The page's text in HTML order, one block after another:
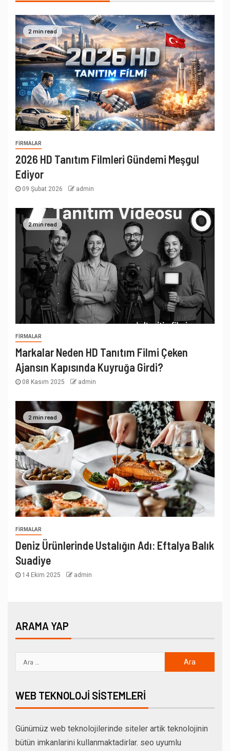
2 min read
FIRMALAR
2026 HD Tanıtım Filmleri Gündemi Meşgul
Ediyor
09 Şubat 2026 admin
2 min read
FIRMALAR
Markalar Neden HD Tanıtım Filmi Çeken
Ajansın Kapısında Kuyruğa Girdi?
08 Kasım 2025 admin
2 min read
FIRMALAR
Deniz Ürünlerinde Ustalığın Adı: Eftalya Balık
Suadiye
14 Ekim 2025 admin
ARAMA YAP
WEB TEKNOLOJI SISTEMLERI
Günümüz web teknolojilerinde siteler artik teknolojinin
bütün imkanlarini kullanmaktadirlar. seo uyumlu